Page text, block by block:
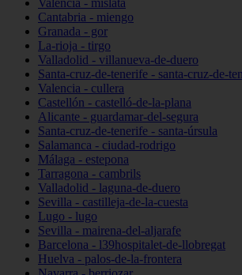
Valencia - mislata
Cantabria - miengo
Granada - gor
La-rioja - tirgo
Valladolid - villanueva-de-duero
Santa-cruz-de-tenerife - santa-cruz-de-
Valencia - cullera
Castellón - castelló-de-la-plana
Alicante - guardamar-del-segura
Santa-cruz-de-tenerife - santa-úrsula
Salamanca - ciudad-rodrigo
Málaga - estepona
Tarragona - cambrils
Valladolid - laguna-de-duero
Sevilla - castilleja-de-la-cuesta
Lugo - lugo
Sevilla - mairena-del-aljarafe
Barcelona - l39hospitalet-de-llobregat
Huelva - palos-de-la-frontera